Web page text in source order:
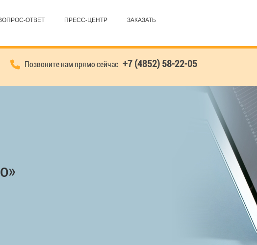
ОТВЕТ ПРЕСС-ЦЕНТР ЗАКАЗАТЬ
Позвоните нам прямо сейчас +7 (4852) 58-22-05